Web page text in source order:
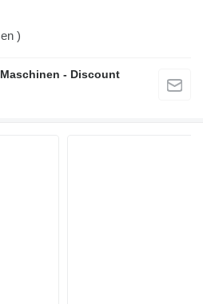
)
Maschinen - Discount